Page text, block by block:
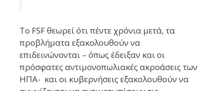
Το FSF θεωρεί ότι πέντε χρόνια μετά, τα
προβλήματα εξακολουθούν να
επιδεινώνονται – όπως έδειξαν και οι
πρόσφατες αντιμονοπωλιακές ακροάσεις των
ΗΠΑ- και οι κυβερνήσεις εξακολουθούν να